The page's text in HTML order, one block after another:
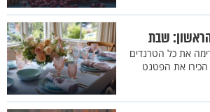
שבת
את כל הטרנדים
של המאה ה-21? הכירו את הפטנט